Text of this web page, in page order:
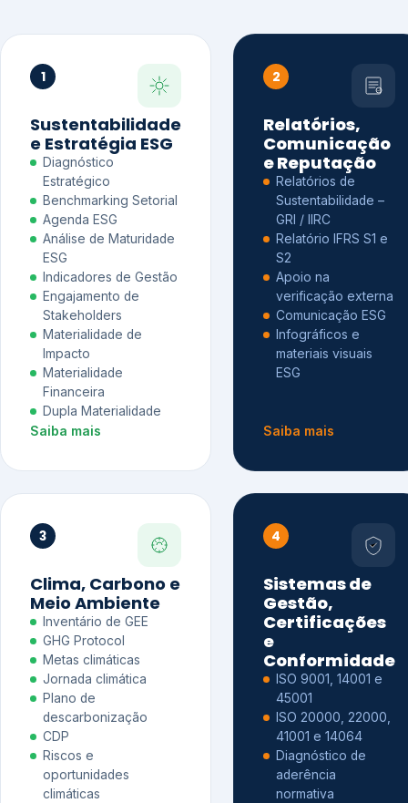
1
Sustentabilidade
e Estratégia ESG
Diagnóstico
Estratégico
Benchmarking Setorial
Agenda ESG
Análise de Maturidade
ESG
Indicadores de Gestão
Engajamento de
Stakeholders
Materialidade de
Impacto
Materialidade
Financeira
Dupla Materialidade
Saiba mais
2
Relatórios,
Comunicação
e Reputação
Relatórios de
Sustentabilidade –
GRI / IIRC
Relatório IFRS S1 e
S2
Apoio na
verificação externa
Comunicação ESG
Infográficos e
materiais visuais
ESG
Saiba mais
3
Clima, Carbono e
Meio Ambiente
Inventário de GEE
GHG Protocol
Metas climáticas
Jornada climática
Plano de
descarbonização
CDP
Riscos e
oportunidades
climáticas
4
Sistemas de
Gestão,
Certificações
e
Conformidade
ISO 9001, 14001 e
45001
ISO 20000, 22000,
41001 e 14064
Diagnóstico de
aderência
normativa